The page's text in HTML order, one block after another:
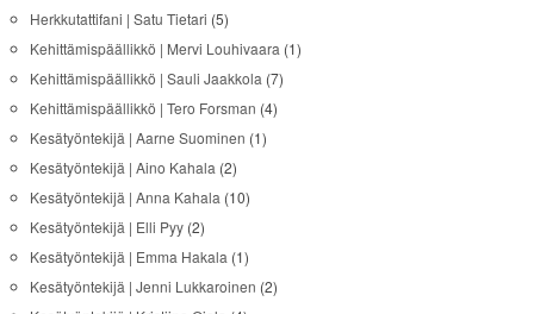
Herkkutattifani | Satu Tietari (5)
Kehittämispäällikkö | Mervi Louhivaara (1)
Kehittämispäällikkö | Sauli Jaakkola (7)
Kehittämispäällikkö | Tero Forsman (4)
Kesätyöntekijä | Aarne Suominen (1)
Kesätyöntekijä | Aino Kahala (2)
Kesätyöntekijä | Anna Kahala (10)
Kesätyöntekijä | Elli Pyy(2)
Kesätyöntekijä | Emma Hakala (1)
Kesätyöntekijä | Jenni Lukkaroinen (2)